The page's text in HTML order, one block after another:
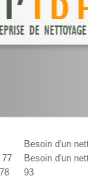
77
Besoin d'un
Besoin d'un
93